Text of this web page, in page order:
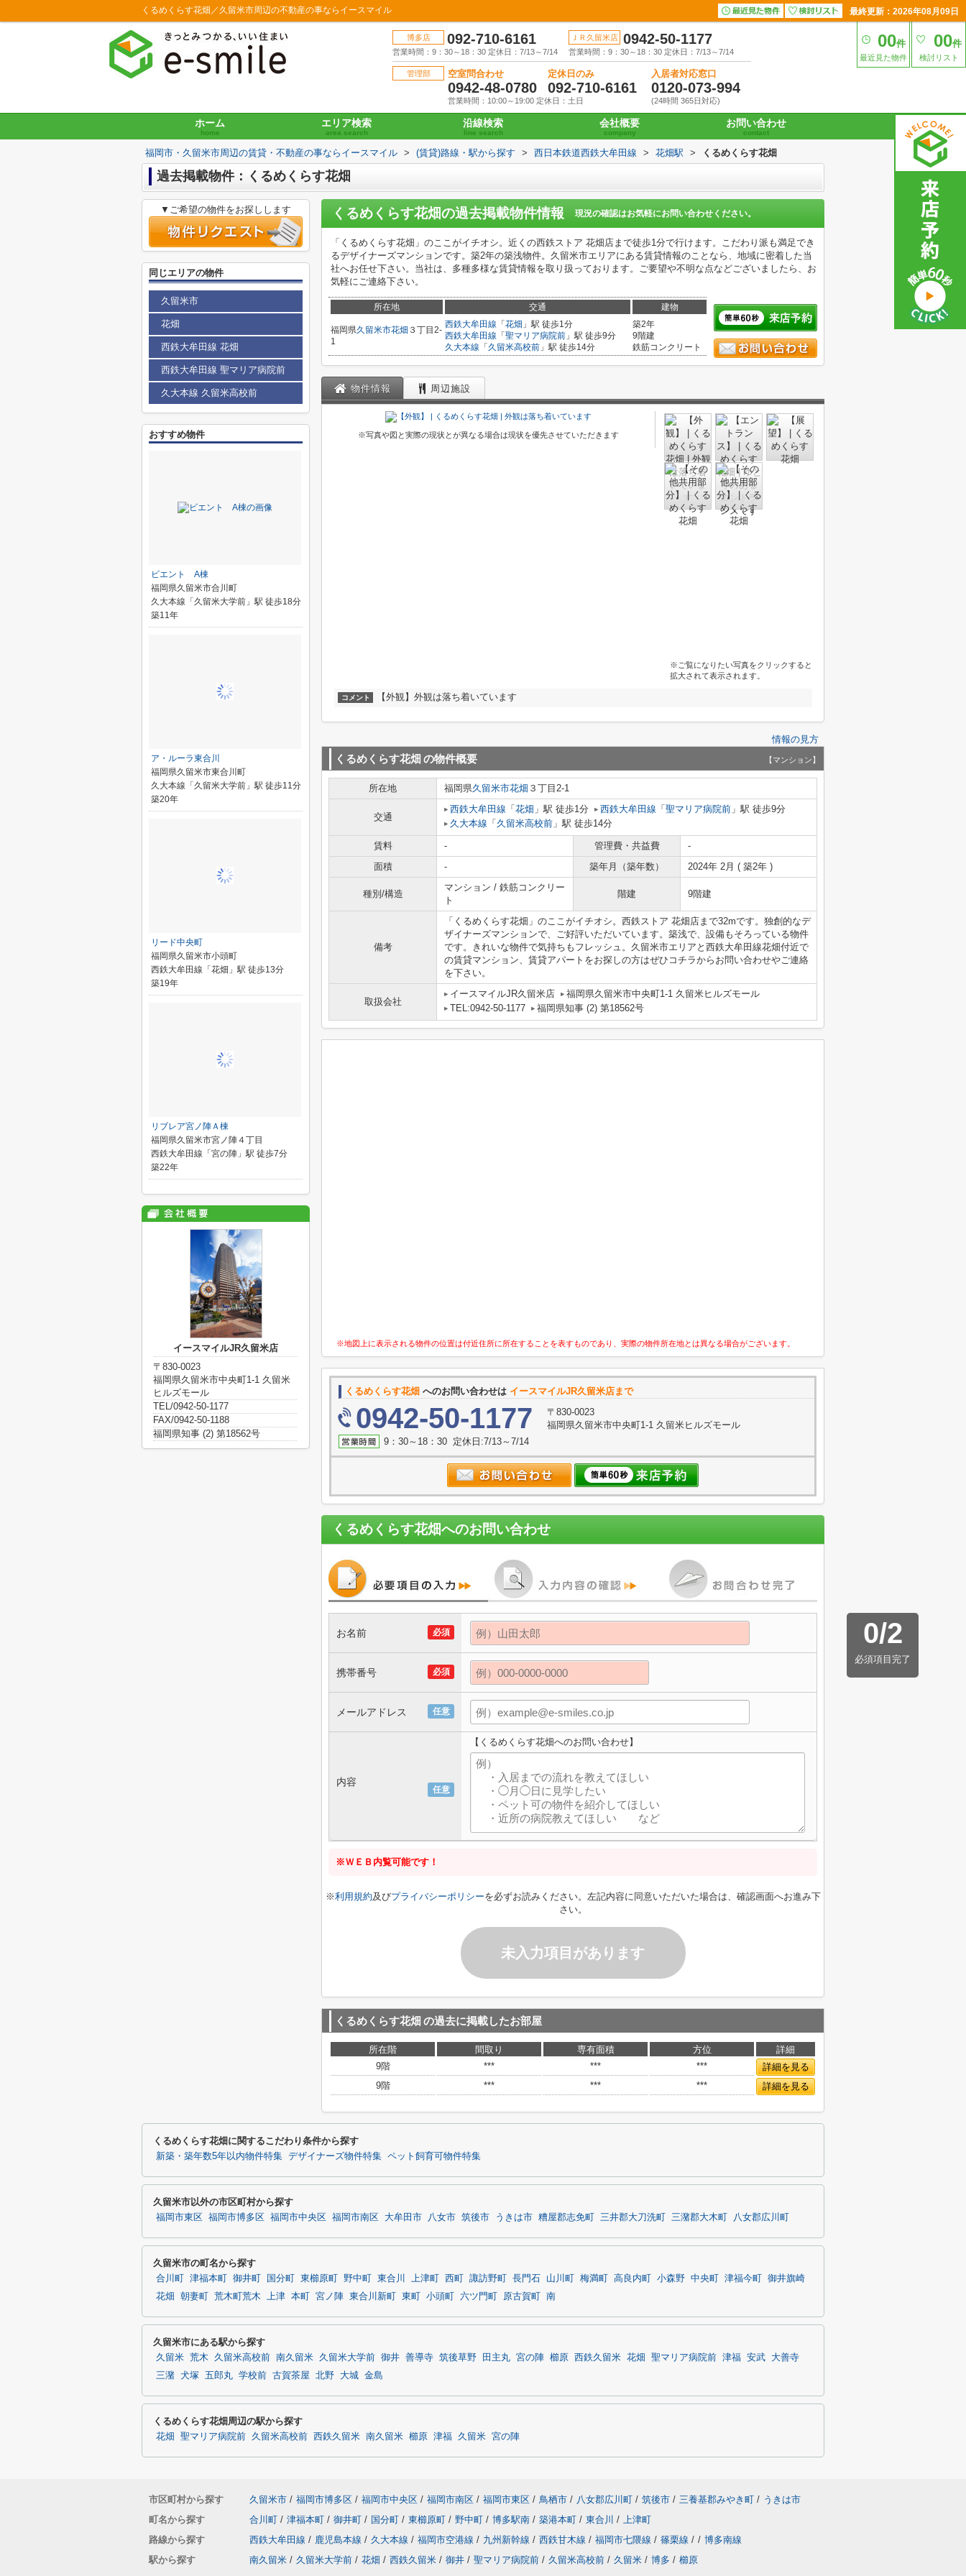
くるめくらす花畑／久留米市周辺の不動産の事ならイースマイル 最終更新：2026年08月09日
博多店 092-710-6161
営業時間：9：30～18：30 定休日：7/13～7/14
ＪＲ久留米店 0942-50-1177
営業時間：9：30～18：30 定休日：7/13～7/14
管理部 空室問合わせ
0942-48-0780
定休日のみ
092-710-6161
営業時間：10:00～19:00 定休日：土日
入居者対応窓口
0120-073-994
(24時間 365日対応)
00件
最近見た物件
00件
検討リスト
ホーム
home
エリア検索
area search
沿線検索
line search
会社概要
company
お問い合わせ
contact
福岡市・久留米市周辺の賃貸・不動産の事ならイースマイル > (賃貸)路線・駅から探す > 西日本鉄道西鉄大牟田線 > 花畑駅 > くるめくらす花畑
過去掲載物件：くるめくらす花畑
くるめくらす花畑の過去掲載物件情報 現況の確認はお気軽にお問い合わせください。
「くるめくらす花畑」のここがイチオシ。近くの西鉄ストア 花畑店まで徒歩1分で行けます。こだわり派も満足でき
るデザイナーズマンションです。築2年の築浅物件。久留米市エリアにある賃貸情報のことなら、地域に密着した当
社へお任せ下さい。当社は、多種多様な賃貸情報を取り扱っております。ご要望や不明な点などございましたら、お
気軽にご連絡下さい。
所在地 交通 建物
福岡県久留米市花畑 ３丁目2-
1
西鉄大牟田線 「 花畑 」駅 徒歩1分
西鉄大牟田線 「 聖マリア病院前 」駅 徒歩9分
久大本線 「 久留米高校前 」駅 徒歩14分
築2年
9階建
鉄筋コンクリート
物件情報 周辺施設
※写真や図と実際の現状とが異なる場合は現状を優先させていただきます
※ご覧になりたい写真をクリックすると
拡大されて表示されます。
コメント 【外観】外観は落ち着いています
情報の見方
くるめくらす花畑 の物件概要 【マンション】
所在地 福岡県久留米市花畑 ３丁目2-1
交通
西鉄大牟田線 「 花畑 」駅 徒歩1分 西鉄大牟田線 「 聖マリア病院前 」駅 徒歩9分
久大本線 「 久留米高校前 」駅 徒歩14分
賃料 - 管理費・共益費
-
面積
- 築年月（築年数） 2024年 2月 ( 築2年 )
種別/構造
マンション / 鉄筋コンクリー
ト
階建 9階建
備考
「くるめくらす花畑」のここがイチオシ。西鉄ストア 花畑店まで32mです。独創的なデ
ザイナーズマンションで、ご好評いただいています。築浅で、設備もそろっている物件
です。きれいな物件で気持ちもフレッシュ。久留米市エリアと西鉄大牟田線花畑付近で
の賃貸マンション、賃貸アパートをお探しの方はぜひコチラからお問い合わせやご連絡
を下さい。
取扱会社
イースマイルJR久留米店
福岡県久留米市中央町1-1 久留米ヒルズモール
TEL:0942-50-1177
福岡県知事 (2) 第18562号
※地図上に表示される物件の位置は付近住所に所在することを表すものであり、実際の物件所在地とは異なる場合がございます。
くるめくらす花畑 へのお問い合わせは イースマイルJR久留米店まで
0942-50-1177
〒830-0023
福岡県久留米市中央町1-1 久留米ヒルズモール
9：30～18：30 定休日:7/13～7/14
くるめくらす花畑へのお問い合わせ
0/2
必須項目完了
必須
お名前
必須
携帯番号
任意
メールアドレス
任意
内容
【くるめくらす花畑へのお問い合わせ】
※ＷＥＢ内覧可能です！
※利用規約及びプライバシーポリシーを必ずお読みください。左記内容に同意いただいた場合は、確認画面へお進み下
さい。
未入力項目があります
くるめくらす花畑 の過去に掲載したお部屋
所在階 間取り 専有面積 方位
詳細
9階
*** *** ***
詳細を見る
9階
*** *** *** 詳細を見る
▼ご希望の物件をお探しします
同じエリアの物件
久留米市
花畑
西鉄大牟田線 花畑
西鉄大牟田線 聖マリア病院前
久大本線 久留米高校前
おすすめ物件
ビエント A棟
福岡県久留米市合川町
久大本線「久留米大学前」駅 徒歩18分
築11年
ア・ルーラ東合川
福岡県久留米市東合川町
久大本線「久留米大学前」駅 徒歩11分
築20年
リード中央町
福岡県久留米市小頭町
西鉄大牟田線「花畑」駅 徒歩13分
築19年
リブレア宮ノ陣Ａ棟
福岡県久留米市宮ノ陣４丁目
西鉄大牟田線「宮の陣」駅 徒歩7分
築22年
イースマイルJR久留米店
〒830-0023
福岡県久留米市中央町1-1 久留米
ヒルズモール
TEL/0942-50-1177
FAX/0942-50-1188
福岡県知事 (2) 第18562号
くるめくらす花畑に関するこだわり条件から探す
新築・築年数5年以内物件特集 デザイナーズ物件特集 ペット飼育可物件特集
久留米市以外の市区町村から探す
福岡市東区 福岡市博多区 福岡市中央区 福岡市南区 大牟田市 八女市 筑後市 うきは市 糟屋郡志免町 三井郡大刀洗町 三潴郡大木町 八女郡広川町
久留米市の町名から探す
合川町 津福本町 御井町 国分町 東櫛原町 野中町 東合川 上津町 西町 諏訪野町 長門石 山川町 梅満町 高良内町 小森野 中央町 津福今町
御井旗崎
花畑
朝妻町 荒木町荒木 上津 本町 宮ノ陣 東合川新町 東町 小頭町 六ツ門町 原古賀町 南
久留米市にある駅から探す
久留米 荒木 久留米高校前 南久留米 久留米大学前 御井 善導寺 筑後草野 田主丸 宮の陣 櫛原 西鉄久留米 花畑 聖マリア病院前 津福 安武
大善寺
三潴 犬塚 五郎丸 学校前 古賀茶屋 北野 大城 金島
くるめくらす花畑周辺の駅から探す
花畑 聖マリア病院前 久留米高校前 西鉄久留米 南久留米 櫛原 津福 久留米 宮の陣
市区町村から探す 久留米市 / 福岡市博多区 / 福岡市中央区 / 福岡市南区 / 福岡市東区 / 鳥栖市 / 八女郡広川町 / 筑後市 / 三養基郡みやき町 / うきは市
町名から探す
合川町 / 津福本町 / 御井町 / 国分町 / 東櫛原町 / 野中町 / 博多駅南 / 築港本町 / 東合川 / 上津町
路線から探す
西鉄大牟田線 / 鹿児島本線 / 久大本線 / 福岡市空港線 / 九州新幹線 / 西鉄甘木線 / 福岡市七隈線 / 篠栗線 / / 博多南線
駅から探す
南久留米 / 久留米大学前 / 花畑 / 西鉄久留米 / 御井 / 聖マリア病院前 / 久留米高校前 / 久留米 / 博多 / 櫛原